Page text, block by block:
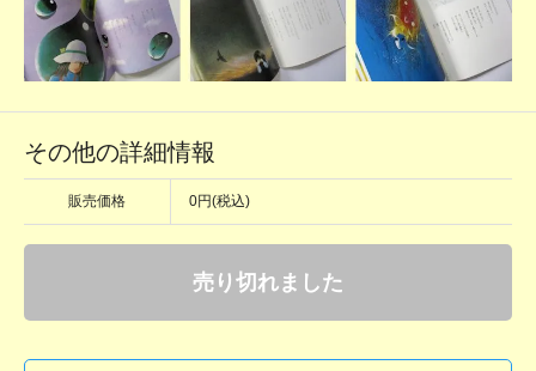
その他の詳細情報
販売価格 0円(税込)
売り切れました